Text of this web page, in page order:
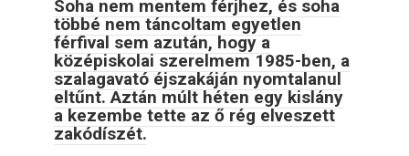
Soha nem mentem férjhez, és soha
többé nem táncoltam egyetlen
férfival sem azután, hogy a
középiskolai szerelmem 1985-ben, a
szalagavató éjszakáján nyomtalanul
eltűnt. Aztán múlt héten egy kislány
a kezembe tette az ő rég elveszett
zakódíszét.